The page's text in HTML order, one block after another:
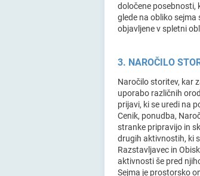
določene posebnosti,
glede na obliko
objavljene v spletni
3. NAROČILO
Naročilo storitev, kar
uporabo različnih
prijavi, ki se uredi na
Cenik, ponudba,
stranke pripravijo in
drugih aktivnostih, ki
Razstavljavec in
aktivnosti še pred
Sejma je prostorsko